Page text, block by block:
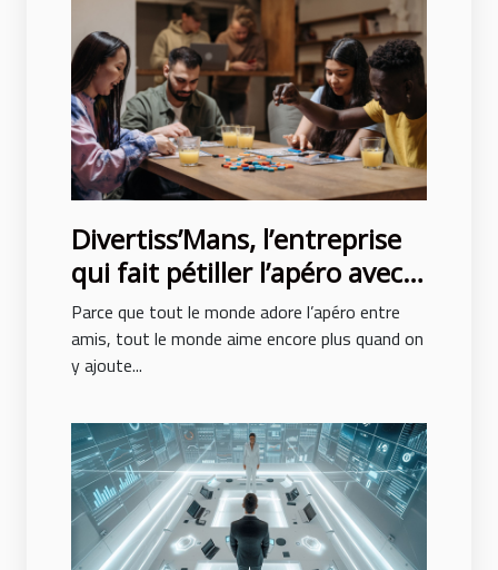
Divertiss’Mans, l’entreprise
qui fait pétiller l’apéro avec
son escape game à domicile !
Parce que tout le monde adore l’apéro entre
amis, tout le monde aime encore plus quand on
y ajoute...